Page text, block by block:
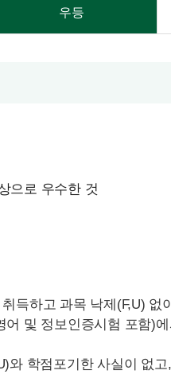
우등
으로 우수한 것
득하고 과목 낙제(F,U)
어 및 정보인증시험 포함)
와 학점포기한 사실이 없